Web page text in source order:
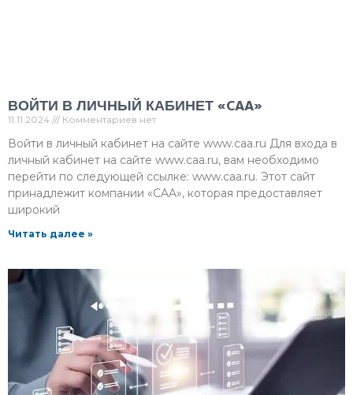
ВОЙТИ В ЛИЧНЫЙ КАБИНЕТ «CAA»
11.11.2024 Комментариев нет
Войти в личный кабинет на сайте www.caa.ru Для входа в
личный кабинет на сайте www.caa.ru, вам необходимо
перейти по следующей ссылке: www.caa.ru. Этот сайт
принадлежит компании «CAA», которая предоставляет
широкий
Читать далее »